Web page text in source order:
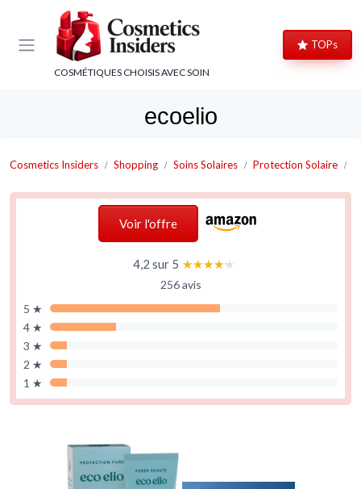
COSMÉTIQUES CHOISIS AVEC SOIN
TOPs
ecoelio
Cosmetics Insiders Shopping Soins Solaires Protection Solaire
Voir l'offre
4,2 sur 5 ★★★★★
★★★★★
256 avis
5 ★
4 ★
3 ★
2 ★
1 ★
Panneau de gestion des cookies